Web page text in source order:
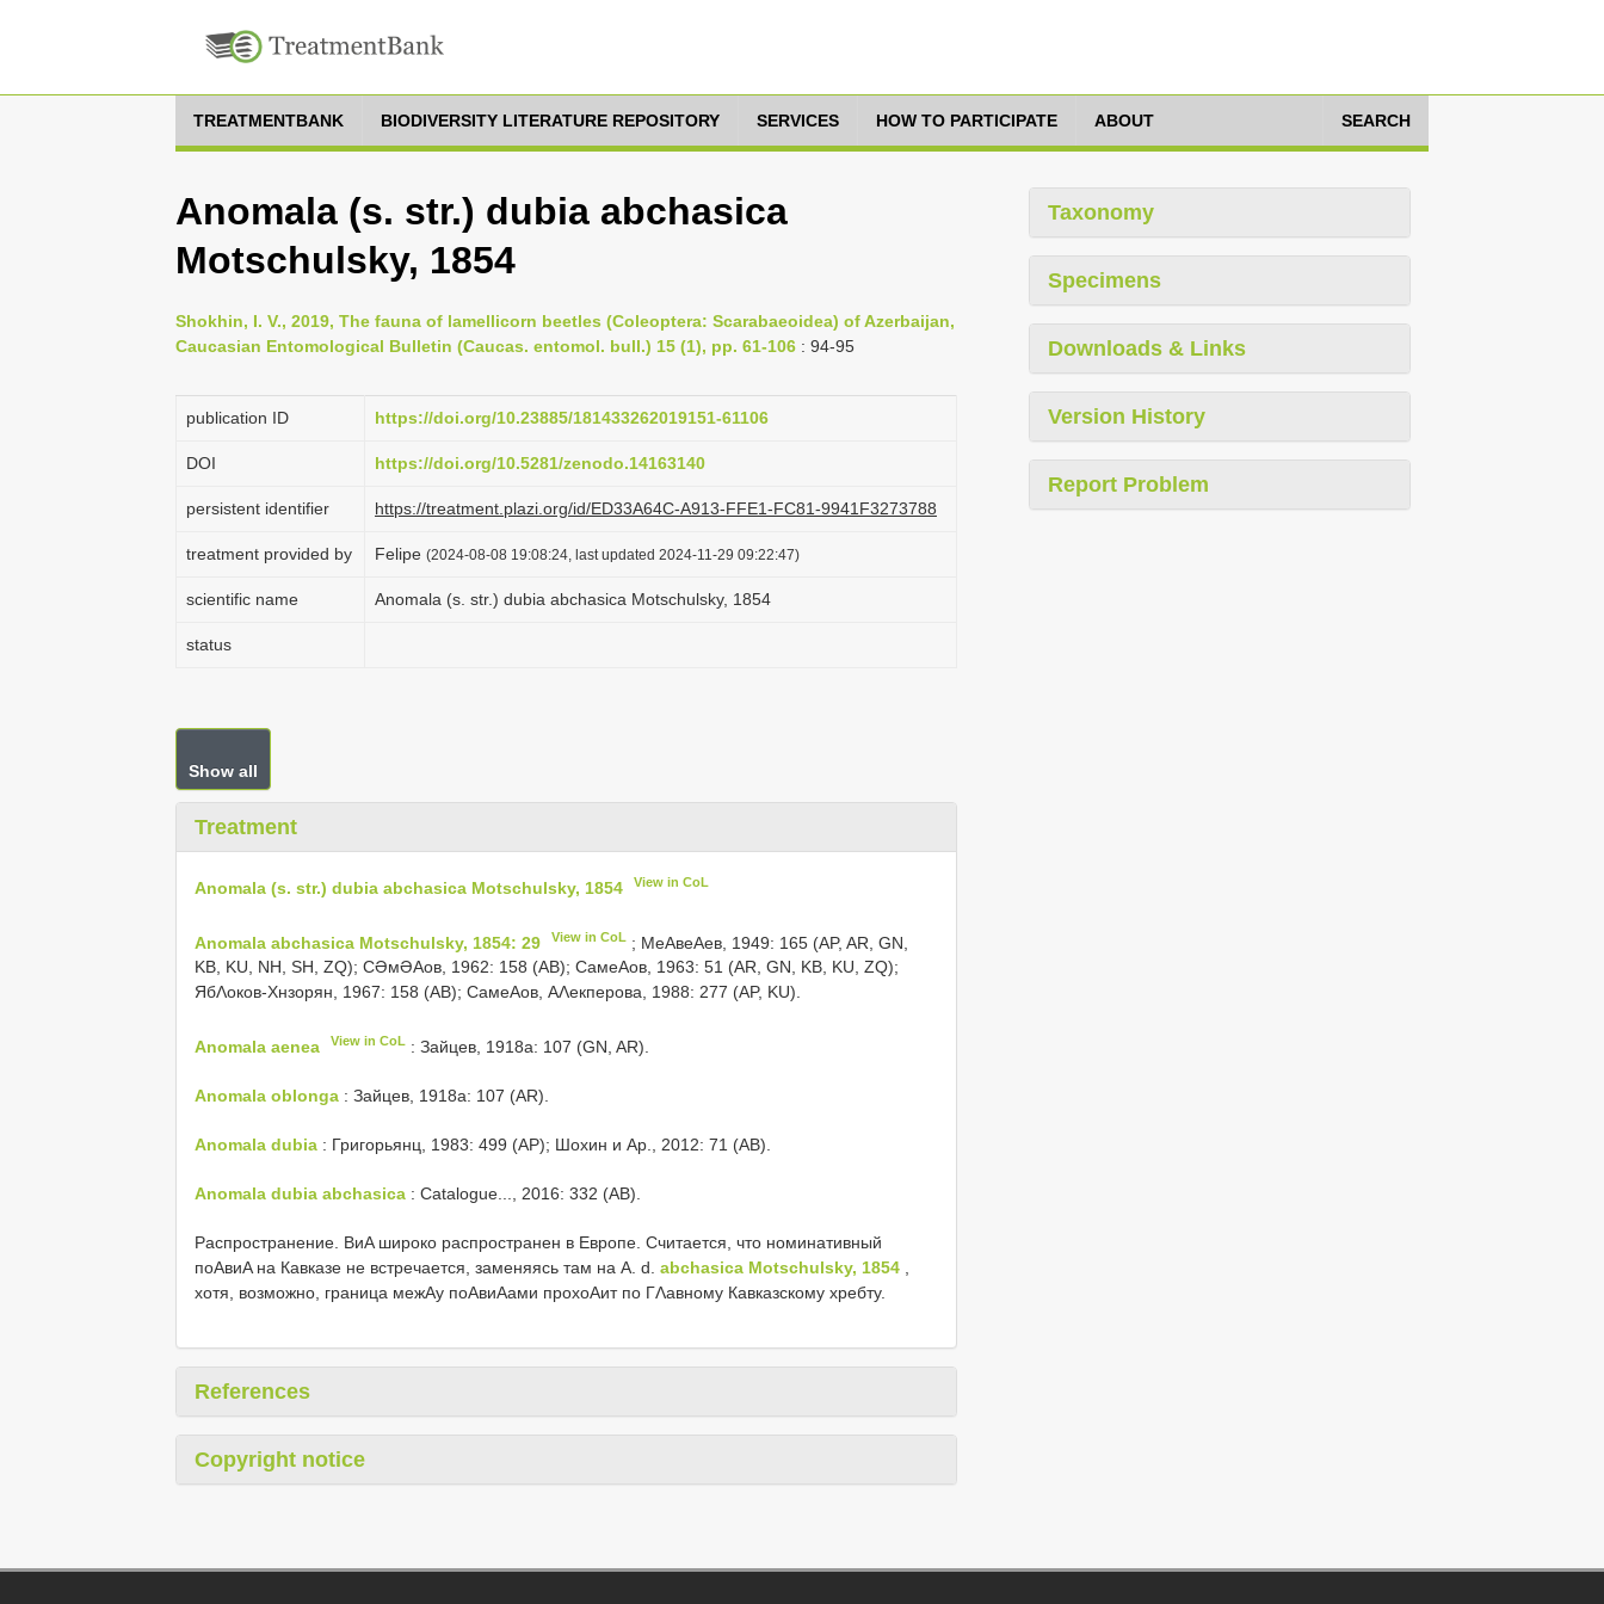
TREATMENTBANK BIODIVERSITY LITERATURE REPOSITORY SERVICES HOW TO PARTICIPATE ABOUT SEARCH
Anomala (s. str.) dubia abchasica
Motschulsky, 1854
Shokhin, I. V., 2019, The fauna of lamellicorn beetles (Coleoptera: Scarabaeoidea) of Azerbaijan,
Caucasian Entomological Bulletin (Caucas. entomol. bull.) 15 (1), pp. 61-106 : 94-95
publication ID https://doi.org/10.23885/181433262019151-61106
DOI https://doi.org/10.5281/zenodo.14163140
persistent identifier https://treatment.plazi.org/id/ED33A64C-A913-FFE1-FC81-9941F3273788
treatment provided by Felipe (2024-08-08 19:08:24, last updated 2024-11-29 09:22:47)
scientific name Anomala (s. str.) dubia abchasica Motschulsky, 1854
status
Show all
Treatment
Anomala (s. str.) dubia abchasica Motschulsky, 1854 View in CoL
Anomala abchasica Motschulsky, 1854: 29 View in CoL ; МеΑвеΑев, 1949: 165 (AP, AR, GN,
KB, KU, NH, SH, ZQ); СƏмƏΑов, 1962: 158 (AB); СамеΑов, 1963: 51 (AR, GN, KB, KU, ZQ);
ЯбΛоков-Хнзорян, 1967: 158 (AB); СамеΑов, АΛекперова, 1988: 277 (AP, KU).
Anomala aenea View in CoL : Зайцев, 1918a: 107 (GN, AR).
Anomala oblonga : Зайцев, 1918a: 107 (AR).
Anomala dubia : Григорьянц, 1983: 499 (AP); Шохин и Αр., 2012: 71 (AB).
Anomala dubia abchasica : Catalogue..., 2016: 332 (AB).
Распространение. ВиΑ широко распространен в Европе. Считается, что номинативный
поΑвиΑ на Кавказе не встречается, заменяясь там на A. d. abchasica Motschulsky, 1854
хотя, возможно, граница межΑу поΑвиΑами прохоΑит по ГΛавному Кавказскому хребту.
References
Copyright notice
Taxonomy
Specimens
Downloads & Links
Version History
Report Problem